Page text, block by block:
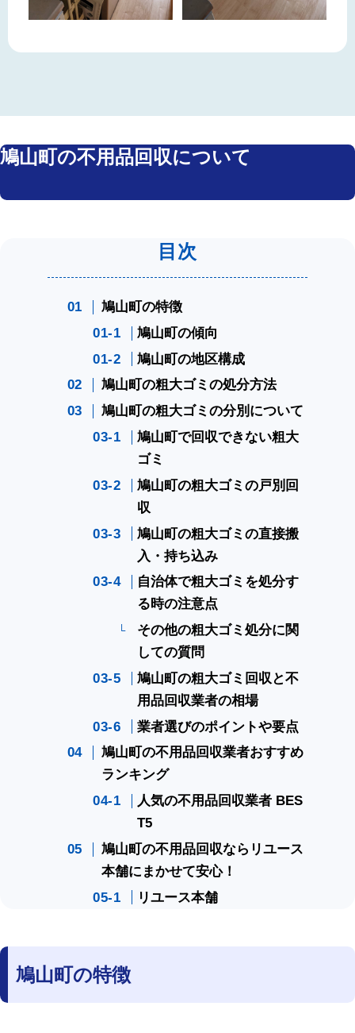
鳩山町の不用品回収について
鳩山町の特徴
鳩山町の傾向
鳩山町の地区構成
鳩山町の粗大ゴミの処分方法
鳩山町の粗大ゴミの分別について
鳩山町で回収できない粗大
ゴミ
鳩山町の粗大ゴミの戸別回
収
鳩山町の粗大ゴミの直接搬
入・持ち込み
自治体で粗大ゴミを処分す
る時の注意点
その他の粗大ゴミ処分に関
しての質問
鳩山町の粗大ゴミ回収と不
用品回収業者の相場
業者選びのポイントや要点
鳩山町の不用品回収業者おすすめ
ランキング
人気の不用品回収業者 BES
T5
鳩山町の不用品回収ならリユース
本舗にまかせて安心！
リユース本舗
鳩山町の特徴